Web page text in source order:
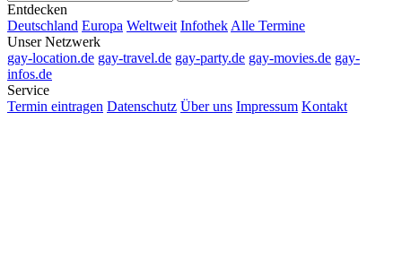
Entdecken
Deutschland Europa Weltweit Infothek Alle Termine
Unser Netzwerk
gay-location.de gay-travel.de gay-party.de gay-movies.de gay-
infos.de
Service
Termin eintragen Datenschutz Über uns Impressum Kontakt